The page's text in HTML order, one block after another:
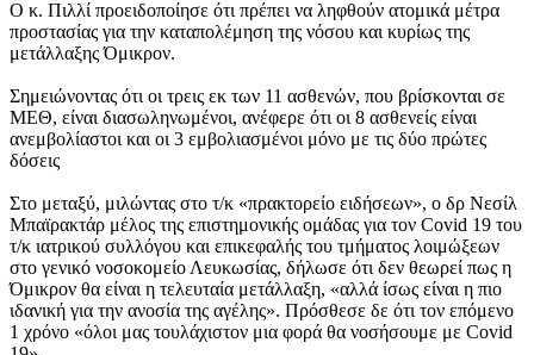
Ο κ. Πιλλί προειδοποίησε ότι πρέπει να ληφθούν ατομικά μέτρα
προστασίας για την καταπολέμηση της νόσου και κυρίως της
μετάλλαξης Όμικρον.
Σημειώνοντας ότι οι τρεις εκ των 11 ασθενών, που βρίσκονται σε
ΜΕΘ, είναι διασωληνωμένοι, ανέφερε ότι οι 8 ασθενείς είναι
ανεμβολίαστοι και οι 3 εμβολιασμένοι μόνο με τις δύο πρώτες
δόσεις
Στο μεταξύ, μιλώντας στο τ/κ «πρακτορείο ειδήσεων», ο δρ Νεσίλ
Μπαϊρακτάρ μέλος της επιστημονικής ομάδας για τον Covid 19 του
τ/κ ιατρικού συλλόγου και επικεφαλής του τμήματος λοιμώξεων
στο γενικό νοσοκομείο Λευκωσίας, δήλωσε ότι δεν θεωρεί πως η
Όμικρον θα είναι η τελευταία μετάλλαξη, «αλλά ίσως είναι η πιο
ιδανική για την ανοσία της αγέλης». Πρόσθεσε δε ότι τον επόμενο
1 χρόνο «όλοι μας τουλάχιστον μια φορά θα νοσήσουμε με Covid